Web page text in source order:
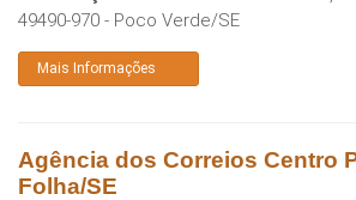
49490-970 - Poco Verde/SE
Mais Informações
Agência dos Correios Centro
Folha/SE